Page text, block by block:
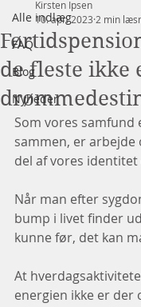
Alle indlæg
FAQ
Blog
Nyheder
de fleste ikke
Kirsten Ipsen
10. apr. 2023 2 min
Som vores samfund
sammen, er
del af vores identitet
Når man efter
bump i livet finder
kunne før, det kan
At
energien ikke er der